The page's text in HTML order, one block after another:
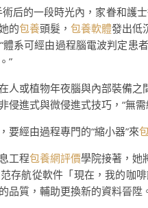
后的一段時光內，家眷和護
的包養頭髮， 包養軟體發出低
系可經由過程腦電波判定患者
”
人或植物年夜腦與內部裝備
侵進式與微侵進式技巧，“無
要經由過程專門的“縮小器”來
工程包養網評價學院接著，她
存航從軟件「現在，我的咖
品質，輔助更換新的資料晉